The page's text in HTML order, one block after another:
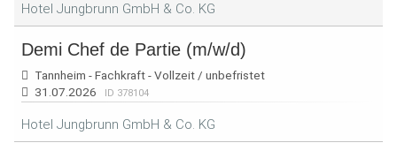
Hotel Jungbrunn GmbH & Co. KG
Demi Chef de Partie (m/w/d)
Tannheim - Fachkraft - Vollzeit / unbefristet
31.07.2026
ID 378104
Hotel Jungbrunn GmbH & Co. KG